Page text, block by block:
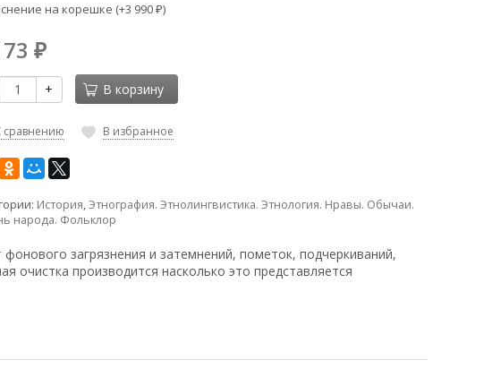
на корешке (+3 990 ₽)
₽
+ В корзину
сравнению В избранное
История,Этнография. Этнолингвистика. Этнология. Нравы. Обычаи.
народа. Фольклор
загрязнения и затемнений, пометок, подчеркиваний,
очистка производится насколько это представляется